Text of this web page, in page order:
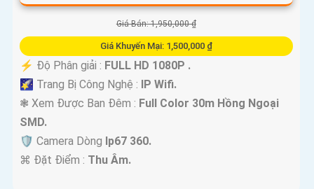
Giá Bán: 1,950,000 ₫
Giá Khuyến Mại: 1,500,000 ₫
️⚡ Độ Phân giải : FULL HD 1080P .
🌠 Trang Bị Công Nghệ :
IP Wifi.
❃ Xem Được Ban Đêm : Full Color 30m Hồng Ngoại
SMD.
🛡 Camera Dòng Ip67 360.
️⌘ Đặt Điểm : Thu Âm.